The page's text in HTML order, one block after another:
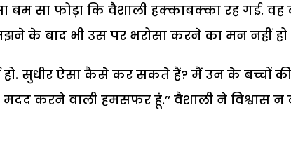
बम सा फोड़ा कि वैशाली हक्काबक्का रह गई. वह
के बाद भी उस पर भरोसा करने का मन नहीं हो
हो. सुधीर ऐसा कैसे कर सकते हैं? मैं उन के बच्चों
करने वाली हमसफर हूं.’’ वैशाली ने विश्वास